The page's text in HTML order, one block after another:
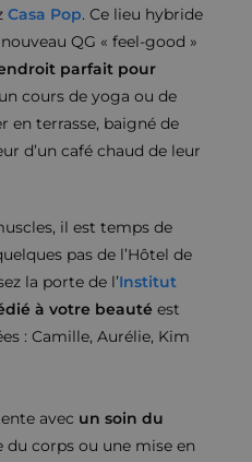
Casa Pop. Ce lieu hybride
QG « feel-good »
parfait pour
cours de yoga ou de
en terrasse, baigné de
d’un café chaud de leur
il est temps de
pas de l’Hôtel de
la porte de l’Institut
à votre beauté est
: Camille, Aurélie, Kim
avec un soin du
du corps ou une mise en